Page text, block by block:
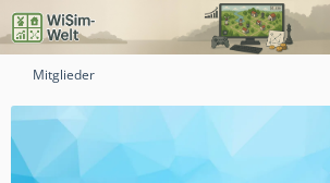
Mitglieder